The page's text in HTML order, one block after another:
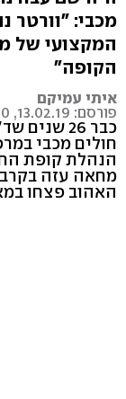
מכבי: "וורטר
המקצועי של
הקופה"
איתי עמיקם
פורסם: 13.02.19, 09:30
חולים מכבי
הנהלת קופת
מחאה עזה בקרב
האהוב פצחו